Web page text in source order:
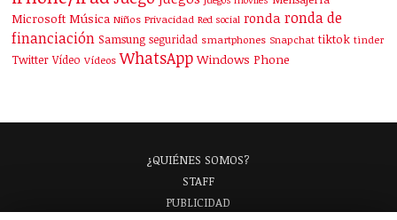
Microsoft Música Niños Privacidad Red social ronda ronda de
financiación Samsung seguridad smartphones Snapchat tiktok tinder
Twitter Vídeo Vídeos WhatsApp Windows Phone
¿QUIÉNES SOMOS?
STAFF
PUBLICIDAD